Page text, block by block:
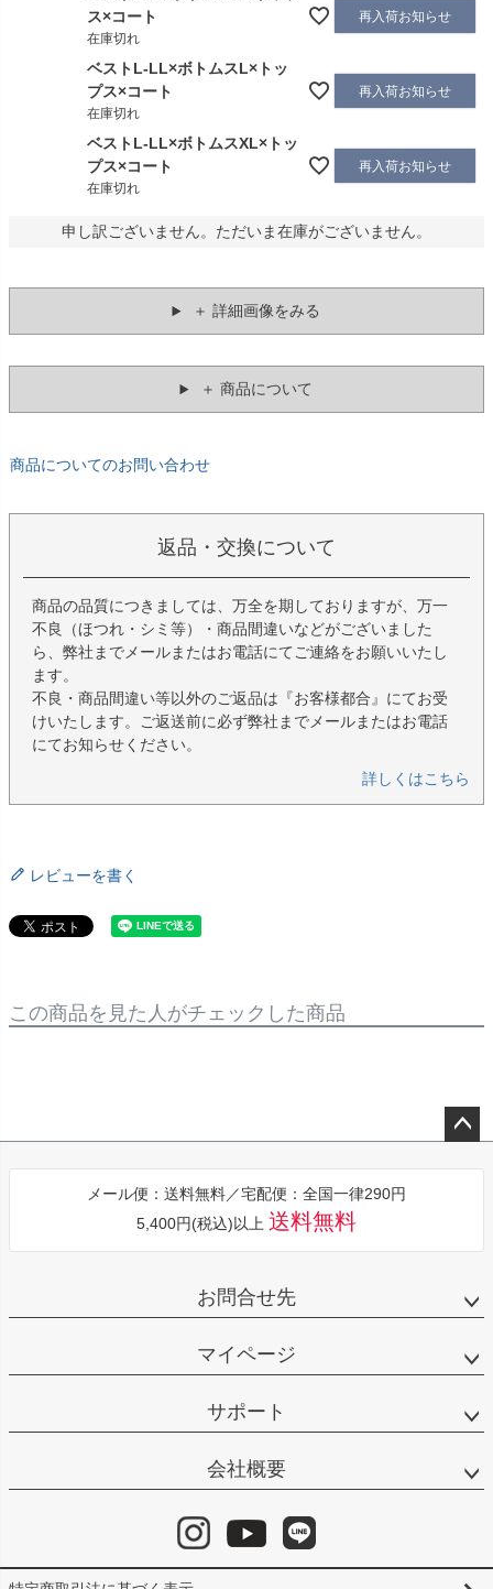
ス×コート
在庫切れ
再入荷お知らせ
ベストL-LL×ボトムスL×トッ
プス×コート
在庫切れ
再入荷お知らせ
ベストL-LL×ボトムスXL×トッ
プス×コート
在庫切れ
再入荷お知らせ
申し訳ございません。ただいま在庫がございません。
＋ 詳細画像をみる
＋ 商品について
商品についてのお問い合わせ
返品・交換について
商品の品質につきましては、万全を期しておりますが、万一
不良（ほつれ・シミ等）・商品間違いなどがございました
ら、弊社までメールまたはお電話にてご連絡をお願いいたし
ます。
不良・商品間違い等以外のご返品は『お客様都合』にてお受
けいたします。ご返送前に必ず弊社までメールまたはお電話
にてお知らせください。
詳しくはこちら
レビューを書く
この商品を見た人がチェックした商品
メール便：送料無料／宅配便：全国一律290円
5,400円(税込)以上 送料無料
お問合せ先
マイページ
サポート
会社概要